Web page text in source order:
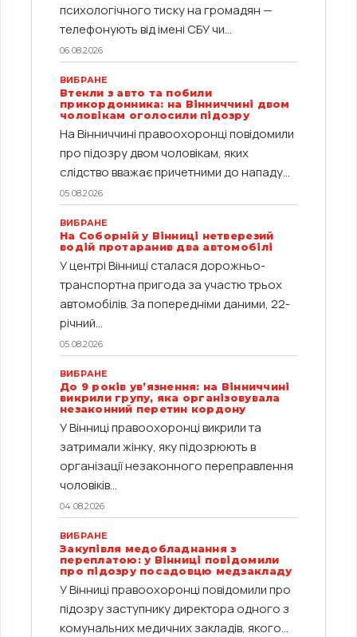
психологічного тиску на громадян —
телефонують від імені СБУ чи...
06.08.2026
ВИБРАНЕ
Втекли з авто та побили
прикордонника: на Вінниччині двом
чоловікам оголосили підозру
На Вінниччині правоохоронці повідомили
про підозру двом чоловікам, яких
слідство вважає причетними до нападу...
05.08.2026
ВИБРАНЕ
На Соборній у Вінниці нетверезий
водій протаранив два автомобілі
У центрі Вінниці сталася дорожньо-
транспортна пригода за участю трьох
автомобілів. За попередніми даними, 22-
річний...
05.08.2026
ВИБРАНЕ
До 9 років ув’язнення: на Вінниччині
викрили групу, яка організовувала
незаконний перетин кордону
У Вінниці правоохоронці викрили та
затримали жінку, яку підозрюють в
організації незаконного переправлення
чоловіків...
04.08.2026
ВИБРАНЕ
Закупівля медобладнання з
переплатою: у Вінниці повідомили
про підозру посадовцю медзакладу
У Вінниці правоохоронці повідомили про
підозру заступнику директора одного з
комунальних медичних закладів, якого...